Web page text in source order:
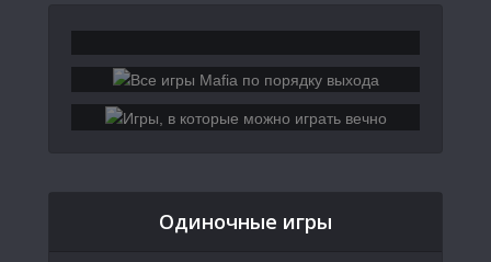
Одиночные игры